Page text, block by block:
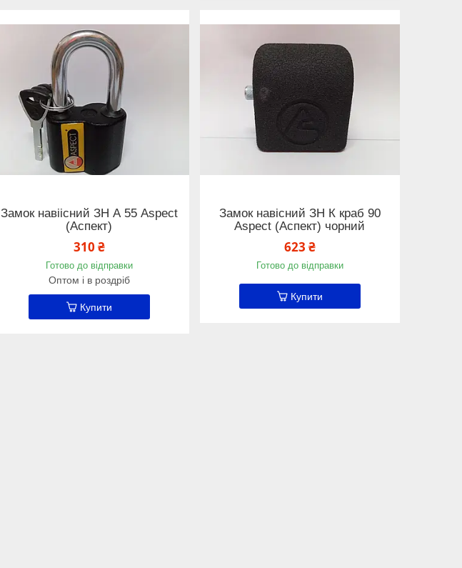
Замок навіісний ЗН А 55 Aspect
(Аспект)
310 ₴
Готово до відправки
Оптом і в роздріб
Купити
Замок навісний ЗН К краб 90
Aspect (Аспект) чорний
623 ₴
Готово до відправки
Купити